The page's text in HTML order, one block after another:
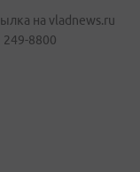
на vladnews.ru
249-8800